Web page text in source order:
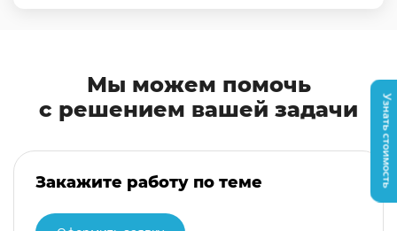
Мы можем помочь
с решением вашей задачи
Закажите работу по теме Узнать стоимость